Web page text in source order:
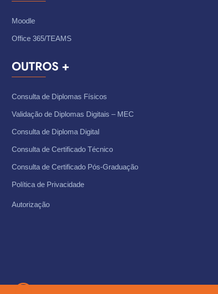
Moodle
Office 365/TEAMS
OUTROS +
Consulta de Diplomas Físicos
Validação de Diplomas Digitais – MEC
Consulta de Diploma Digital
Consulta de Certificado Técnico ​
Consulta de Certificado Pós-Graduação
Política de Privacidade
Autorização